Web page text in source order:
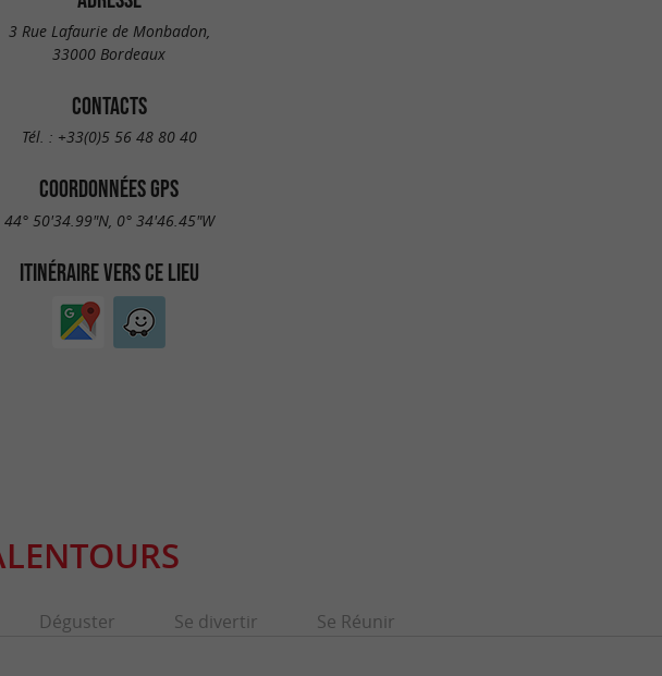
3 Rue Lafaurie de Monbadon,
33000 Bordeaux
CONTACTS
Tél. : +33(0)5 56 48 80 40
COORDONNÉES GPS
44° 50'34.99"N, 0° 34'46.45"W
ITINÉRAIRE VERS CE LIEU
Déguster Se divertir Se Réunir